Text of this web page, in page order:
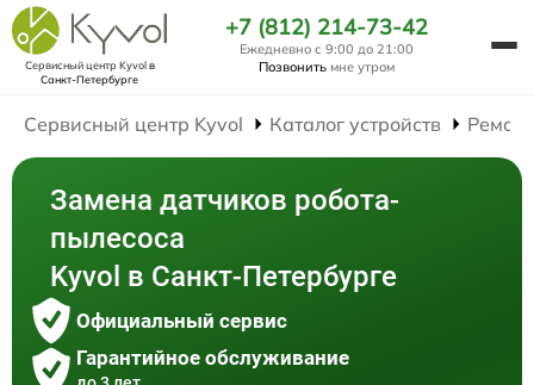
Сервисный центр Kyvolв
Санкт-Петербурге
+7 (812) 214-73-42
Ежедневно с 9:00 до 21:00
Позвонить мне утром
Сервисный центр Kyvol Каталог устройств
Замена датчиков робота-
пылесоса
Kyvol в Санкт-Петербурге
Официальный сервис
Гарантийное обслуживание